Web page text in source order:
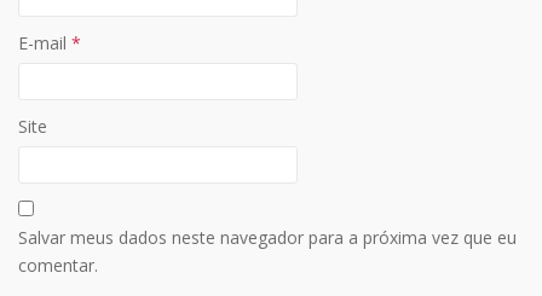
E-mail *
Site
Salvar meus dados neste navegador para a próxima vez que eu
comentar.